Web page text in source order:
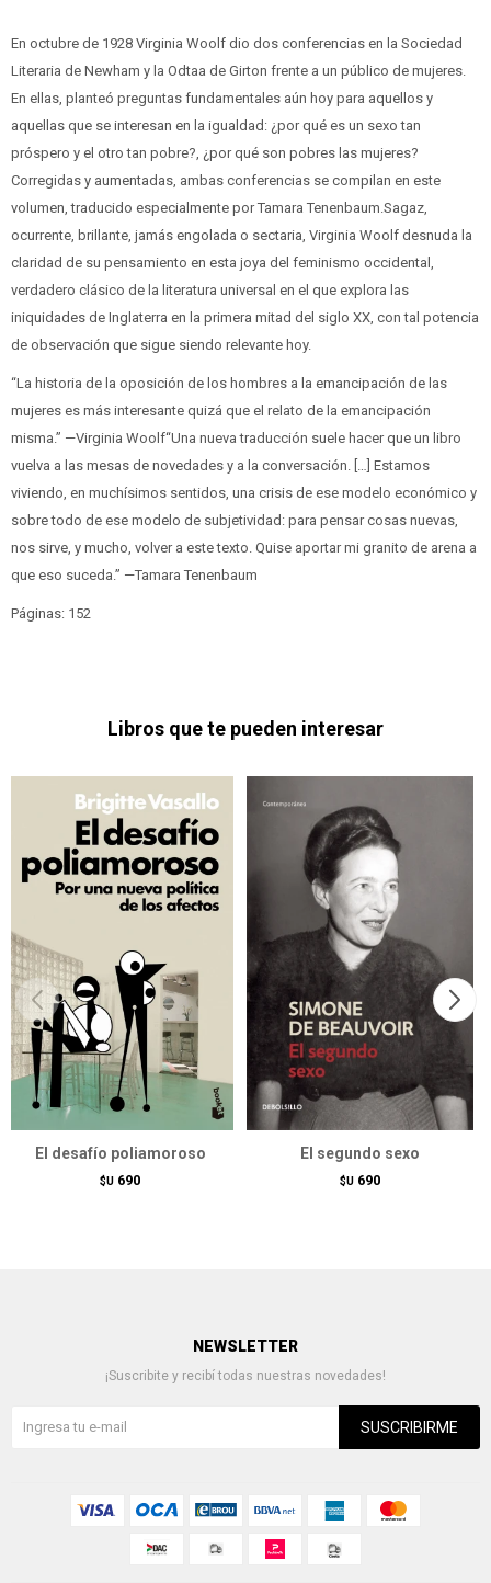
En octubre de 1928 Virginia Woolf dio dos conferencias en la Sociedad
Literaria de Newham y la Odtaa de Girton frente a un público de mujeres.
En ellas, planteó preguntas fundamentales aún hoy para aquellos y
aquellas que se interesan en la igualdad: ¿por qué es un sexo tan
próspero y el otro tan pobre?, ¿por qué son pobres las mujeres?
Corregidas y aumentadas, ambas conferencias se compilan en este
volumen, traducido especialmente por Tamara Tenenbaum.Sagaz,
ocurrente, brillante, jamás engolada o sectaria, Virginia Woolf desnuda la
claridad de su pensamiento en esta joya del feminismo occidental,
verdadero clásico de la literatura universal en el que explora las
iniquidades de Inglaterra en la primera mitad del siglo XX, con tal potencia
de observación que sigue siendo relevante hoy.
“La historia de la oposición de los hombres a la emancipación de las
mujeres es más interesante quizá que el relato de la emancipación
misma.” —Virginia Woolf“Una nueva traducción suele hacer que un libro
vuelva a las mesas de novedades y a la conversación. […] Estamos
viviendo, en muchísimos sentidos, una crisis de ese modelo económico y
sobre todo de ese modelo de subjetividad: para pensar cosas nuevas,
nos sirve, y mucho, volver a este texto. Quise aportar mi granito de arena a
que eso suceda.” —Tamara Tenenbaum
Páginas: 152
Libros que te pueden interesar
El desafío poliamoroso
$U 690
El segundo sexo
$U 690
NEWSLETTER
¡Suscribite y recibí todas nuestras novedades!
SUSCRIBIRME